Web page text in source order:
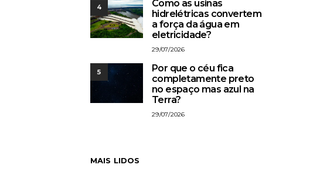
4
Como as usinas
hidrelétricas convertem
a força da água em
eletricidade?
29/07/2026
5
Por que o céu fica
completamente preto
no espaço mas azul na
Terra?
29/07/2026
MAIS LIDOS